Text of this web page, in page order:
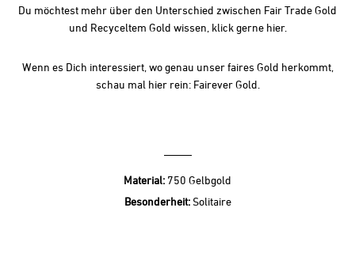
Du möchtest mehr über den Unterschied zwischen Fair Trade Gold
und Recyceltem Gold wissen, klick gernehier.
Wenn es Dich interessiert, wo genau unser faires Gold herkommt,
schau mal hier rein: Fairever Gold
Material: 750 Gelbgold
Besonderheit: Solitaire